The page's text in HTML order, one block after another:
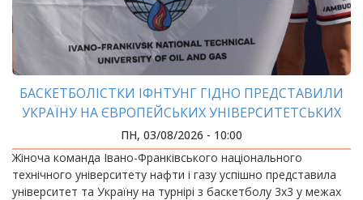
БАСКЕТБОЛІСТКИ ІФНТУНГ ГІДНО ПРЕДСТАВИЛИ
УКРАЇНУ НА ЄВРОПЕЙСЬКИХ УНІВЕРСИТЕТСЬКИХ
ІГРАХ
ПН, 03/08/2026 - 10:00
Жіноча команда Івано-Франківського національного
технічного університету нафти і газу успішно представила
університет та Україну на турнірі з баскетболу 3х3 у межах